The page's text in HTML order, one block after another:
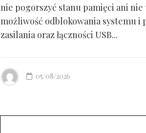
nie pogorszyć stanu pamięci ani
możliwość odblokowania systemu i
zasilania oraz łączności USB...
05/08/2026